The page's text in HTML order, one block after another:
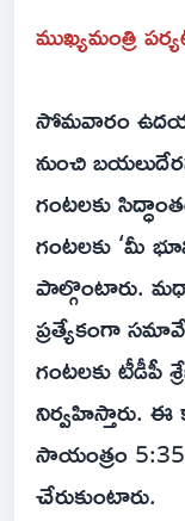
ముఖ్యమంత్రి
సోమవారం
నుంచి
గంటలకు
గంటలకు ‘మీ
పాల్గొంటారు.
ప్రత్యేకంగా
గంటలకు టీడీపీ
నిర్వహిస్తారు. ఈ
సాయంత్రం
చేరుకుంటారు.